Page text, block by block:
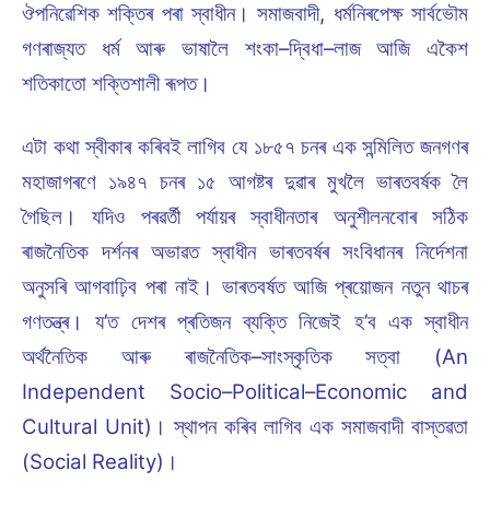
ঔপনিৱেশিক শক্তিৰ পৰা স্বাধীন। সমাজবাদী, ধৰ্মনিৰপেক্ষ সাৰ্বভৌম
গণৰাজ্যত ধৰ্ম আৰু ভাষালৈ শংকা–দ্বিধা–লাজ আজি একৈশ
শতিকাতো শক্তিশালী ৰূপত।
এটা কথা স্বীকাৰ কৰিবই লাগিব যে ১৮৫৭ চনৰ এক সন্মিলিত জনগণৰ
মহাজাগৰণে ১৯৪৭ চনৰ ১৫ আগষ্টৰ দুৱাৰ মুখলৈ ভাৰতবৰ্ষক লৈ
গৈছিল। যদিও পৰৱৰ্তী পৰ্যায়ৰ স্বাধীনতাৰ অনুশীলনবোৰ সঠিক
ৰাজনৈতিক দৰ্শনৰ অভাৱত স্বাধীন ভাৰতবৰ্ষৰ সংবিধানৰ নিৰ্দেশনা
অনুসৰি আগবাঢ়িব পৰা নাই। ভাৰতবৰ্ষত আজি প্ৰয়োজন নতুন থাচৰ
গণতন্ত্ৰ। য’ত দেশৰ প্ৰতিজন ব্যক্তি নিজেই হ’ব এক স্বাধীন
অৰ্থনৈতিক আৰু ৰাজনৈতিক–সাংস্কৃতিক সত্বা (An
Independent Socio–Political–Economic and
Cultural Unit)। স্থাপন কৰিব লাগিব এক সমাজবাদী বাস্তৱতা
(Social Reality)।